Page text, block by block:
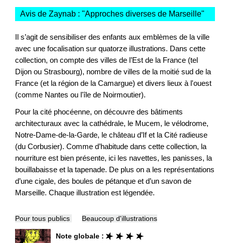
Avis de Zaynab : "Approches diverses de Marseille"
Il s’agit de sensibiliser des enfants aux emblèmes de la ville
avec une focalisation sur quatorze illustrations. Dans cette
collection, on compte des villes de l’Est de la France (tel
Dijon ou Strasbourg), nombre de villes de la moitié sud de la
France (et la région de la Camargue) et divers lieux à l'ouest
(comme Nantes ou l'île de Noirmoutier).
Pour la cité phocéenne, on découvre des bâtiments
architecturaux avec la cathédrale, le Mucem, le vélodrome,
Notre-Dame-de-la-Garde, le château d’If et la Cité radieuse
(du Corbusier). Comme d’habitude dans cette collection, la
nourriture est bien présente, ici les navettes, les panisses, la
bouillabaisse et la tapenade. De plus on a les représentations
d’une cigale, des boules de pétanque et d’un savon de
Marseille. Chaque illustration est légendée.
Pour tous publics Beaucoup d'illustrations
Note globale :